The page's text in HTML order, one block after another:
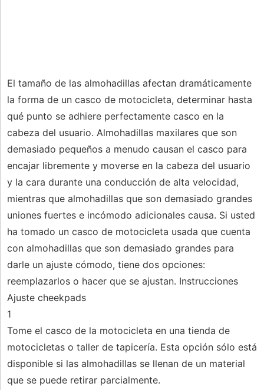
El tamaño de las almohadillas afectan dramáticamente
la forma de un casco de motocicleta, determinar hasta
qué punto se adhiere perfectamente casco en la
cabeza del usuario. Almohadillas maxilares que son
demasiado pequeños a menudo causan el casco para
encajar libremente y moverse en la cabeza del usuario
y la cara durante una conducción de alta velocidad,
mientras que almohadillas que son demasiado grandes
uniones fuertes e incómodo adicionales causa. Si usted
ha tomado un casco de motocicleta usada que cuenta
con almohadillas que son demasiado grandes para
darle un ajuste cómodo, tiene dos opciones:
reemplazarlos o hacer que se ajustan. Instrucciones
Ajuste cheekpads
1
Tome el casco de la motocicleta en una tienda de
motocicletas o taller de tapicería. Esta opción sólo está
disponible si las almohadillas se llenan de un material
que se puede retirar parcialmente.